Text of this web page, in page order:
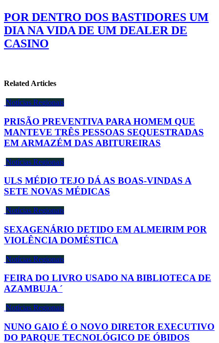
POR DENTRO DOS BASTIDORES UM
DIA NA VIDA DE UM DEALER DE
CASINO
Related Articles
Notícias Regionais
PRISÃO PREVENTIVA PARA HOMEM QUE
MANTEVE TRÊS PESSOAS SEQUESTRADAS
EM ARMAZÉM DAS ABITUREIRAS
Notícias Regionais
ULS MÉDIO TEJO DÁ AS BOAS-VINDAS A
SETE NOVAS MÉDICAS
Notícias Regionais
SEXAGENÁRIO DETIDO EM ALMEIRIM POR
VIOLÊNCIA DOMÉSTICA
Notícias Regionais
FEIRA DO LIVRO USADO NA BIBLIOTECA DE
AZAMBUJA ´
Notícias Regionais
NUNO GAIO É O NOVO DIRETOR EXECUTIVO
DO PARQUE TECNOLÓGICO DE ÓBIDOS